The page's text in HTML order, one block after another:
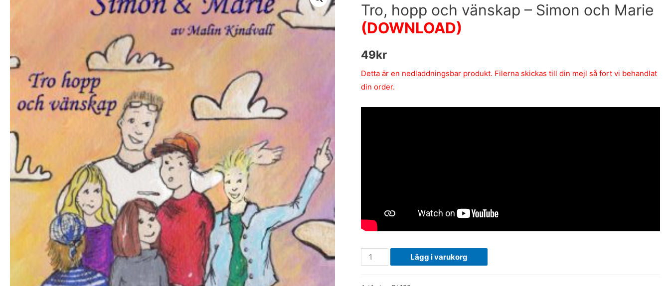
Tro, hopp och vänskap – Simon och Marie
(DOWNLOAD)
49kr
Detta är en nedladdningsbar produkt. Filerna skickas till din mejl så fort vi behandlat
din order.
Tro,
hopp
Lägg i varukorg